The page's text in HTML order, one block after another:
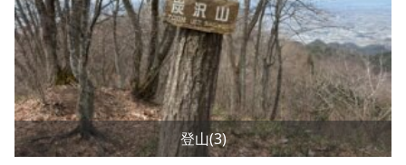
登山(3)